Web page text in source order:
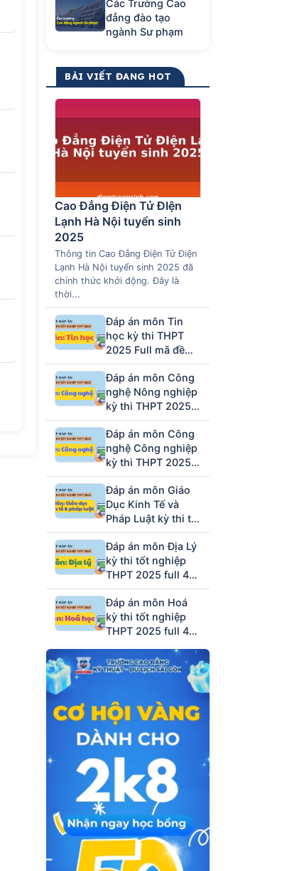
Các Trường Cao
đẳng đào tạo
ngành Sư phạm
BÀI VIẾT ĐANG HOT
Cao Đẳng Điện Tử ĐIện
Lạnh Hà Nội tuyển sinh
2025
Thông tin Cao Đẳng Điện Tử Điện
Lạnh Hà Nội tuyển sinh 2025 đã
chính thức khởi động. Đây là
thời...
Đáp án môn Tin
học kỳ thi THPT
2025 Full mã đề
(tham khảo)
Đáp án môn Công
nghệ Nông nghiệp
kỳ thi THPT 2025
full mã đề (tham
khảo)
Đáp án môn Công
nghệ Công nghiệp
kỳ thi THPT 2025
full mã đề (tham
khảo)
Đáp án môn Giáo
Dục Kinh Tế và
Pháp Luật kỳ thi tốt
nghiệp THPT 2025
full 48 mã đề
Đáp án môn Địa Lý
kỳ thi tốt nghiệp
THPT 2025 full 48
mã đề (tham khảo)
Đáp án môn Hoá
kỳ thi tốt nghiệp
THPT 2025 full 48